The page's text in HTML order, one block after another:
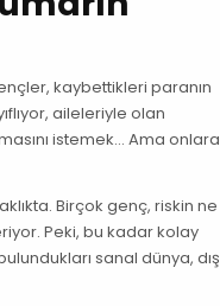
kaybettikleri paranın
aileleriyle olan
istemek… Ama onlara
Birçok genç, riskin ne
Peki, bu kadar kolay
sanal dünya, dış